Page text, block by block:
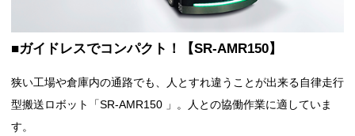
■ガイドレスでコンパクト！【SR-AMR150】
狭い工場や倉庫内の通路でも、人とすれ違うことが出来る自律走行
型搬送ロボット「SR-AMR150 」。人との協働作業に適していま
す。